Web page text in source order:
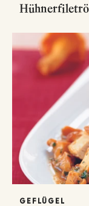
GEFLÜGEL